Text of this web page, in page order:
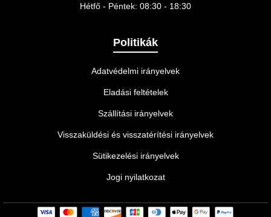
Hétfő - Péntek: 08:30 - 18:30
Politikák
Adatvédelmi irányelvek
Eladási feltételek
Szállítási irányelvek
Visszaküldési és visszatérítési irányelvek
Sütikezelési irányelvek
Jogi nyilatkozat